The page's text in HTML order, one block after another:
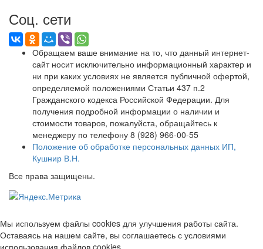
Соц. сети
Обращаем ваше внимание на то, что данный интернет-
сайт носит исключительно информационный характер и
ни при каких условиях не является публичной офертой,
определяемой положениями Статьи 437 п.2
Гражданского кодекса Российской Федерации. Для
получения подробной информации о наличии и
стоимости товаров, пожалуйста, обращайтесь к
менеджеру по телефону 8 (928) 966-00-55
Положение об обработке персональных данных ИП,
Кушнир В.Н.
Все права защищены.
Мы используем файлы cookies для улучшения работы сайта.
Оставаясь на нашем сайте, вы соглашаетесь с условиями
использования файлов cookies.